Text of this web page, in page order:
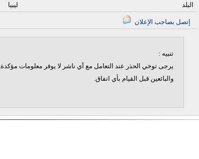
ليبيا
البلد
تنبيه :
يرجى توخي الحذر عند التعامل مع أي ناشر لا يوفر معلومات
والبائعين قبل القيام بأي اتفاق.